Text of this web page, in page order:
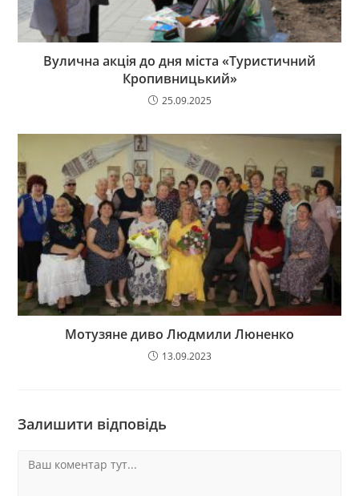
Вулична акція до дня міста «Туристичний
Кропивницький»
25.09.2025
Мотузяне диво Людмили Люненко
13.09.2023
Залишити відповідь